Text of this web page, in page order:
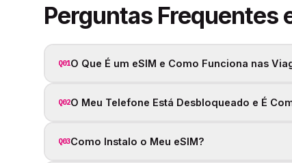
Perguntas Frequentes
Q01O Que É um eSIM e Como Funciona nas
Q02O Meu Telefone Está Desbloqueado e É
Q03Como Instalo o Meu eSIM?